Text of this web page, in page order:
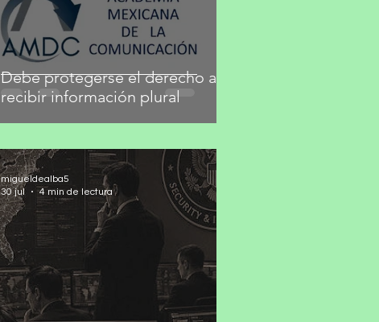
Debe protegerse el derecho a
recibir información plural
migueldealba5
30 jul
4 min de lectura